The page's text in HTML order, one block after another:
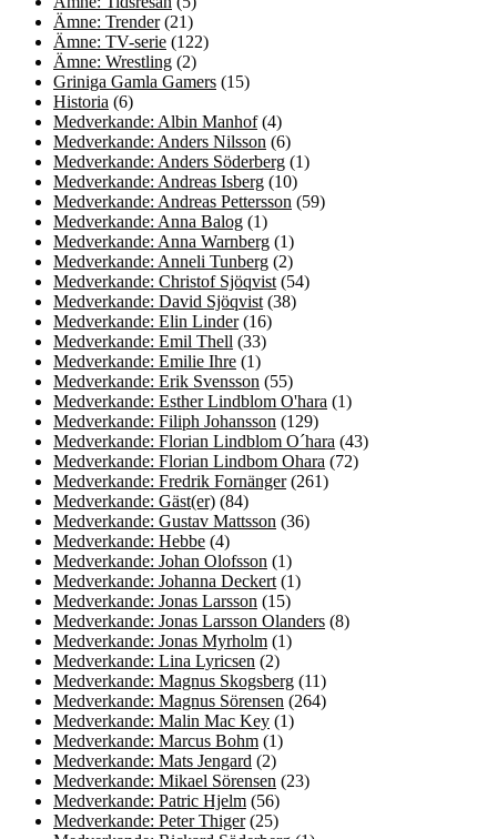
Ämne: Trender(21)
Ämne: TV-serie (122)
Ämne: Wrestling (2)
Griniga Gamla Gamers (15)
Historia (6)
Medverkande: Albin Manhof(4)
Medverkande: Anders Nilsson (6)
Medverkande: Anders Söderberg (1)
Medverkande: Andreas Isberg (10)
Medverkande: Andreas Pettersson (59)
Medverkande: Anna Balog (1)
Medverkande: Anna Warnberg (1)
Medverkande: Anneli Tunberg (2)
Medverkande: Christof Sjöqvist (54)
Medverkande: David Sjöqvist (38)
Medverkande: Elin Linder(16)
Medverkande: Emil Thell (33)
Medverkande: Emilie Ihre (1)
Medverkande: Erik Svensson (55)
Medverkande: Esther Lindblom O'hara (1)
Medverkande: Filiph Johansson (129)
Medverkande: Florian Lindblom O´hara (43)
Medverkande: Florian Lindbom Ohara (72)
Medverkande: Fredrik Fornänger(261)
Medverkande: Gäst(er) (84)
Medverkande: Gustav Mattsson (36)
Medverkande: Hebbe (4)
Medverkande: Johan Olofsson (1)
Medverkande: Johanna Deckert (1)
Medverkande: Jonas Larsson (15)
Medverkande: Jonas Larsson Olanders (8)
Medverkande: Jonas Myrholm (1)
Medverkande: Lina Lyricsen (2)
Medverkande: Magnus Skogsberg (11)
Medverkande: Magnus Sörensen (264)
Medverkande: Malin Mac Key (1)
Medverkande: Marcus Bohm (1)
Medverkande: Mats Jengard (2)
Medverkande: Mikael Sörensen (23)
Medverkande: Patric Hjelm (56)
Medverkande: Peter Thiger(25)